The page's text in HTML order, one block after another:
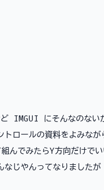
IMGUI にそんなのない
ロールの資料をよみなが
んでみたらY方向だけで
やんってなりましたが